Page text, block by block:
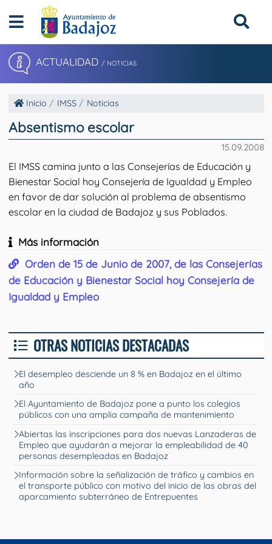
ACTUALIDAD / NOTICIAS
Inicio IMSS Noticias
Absentismo escolar
15.09.2008
El IMSS camina junto a las Consejerías de Educación y
Bienestar Social hoy Consejería de Igualdad y Empleo
en favor de dar solución al problema de absentismo
escolar en la ciudad de Badajoz y sus Poblados.
Más información
Orden de 15 de Junio de 2007, de las Consejerías
de Educación y Bienestar Social hoy Consejería de
Igualdad y Empleo
OTRAS NOTICIAS DESTACADAS
El desempleo desciende un 8 % en Badajoz en el último
año
El Ayuntamiento de Badajoz pone a punto los colegios
públicos con una amplia campaña de mantenimiento
Abiertas las inscripciones para dos nuevas Lanzaderas de
Empleo que ayudarán a mejorar la empleabilidad de 40
personas desempleadas en Badajoz
Información sobre la señalización de tráfico y cambios en
el transporte público con motivo del inicio de las obras del
aparcamiento subterráneo de Entrepuentes